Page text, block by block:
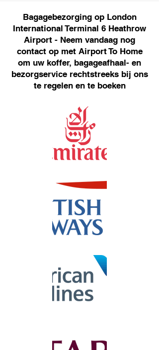
Bagagebezorging op London
International Terminal 6 Heathrow
Airport - Neem vandaag nog
contact op met Airport To Home
om uw koffer, bagageafhaal- en
bezorgservice rechtstreeks bij ons
te regelen en te boeken